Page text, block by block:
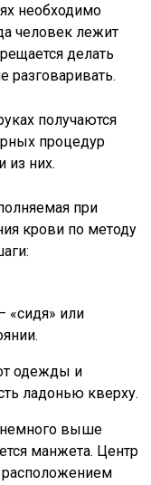
необходимо
человек лежит
делать
разговаривать.
получаются
процедур
из них.
при
крови по методу
«сидя» или
одежды и
ладонью кверху.
немного выше
манжета. Центр